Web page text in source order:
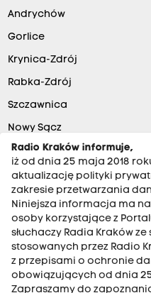
Andrychów
Gorlice
Krynica-Zdrój
Rabka-Zdrój
Szczawnica
Nowy Sącz
RADIO KRAKÓW SA. Aleja
Kraków
Radio Kraków informuje,
iż od dnia 25 maja 2018
aktualizację polityki
zakresie przetwarzania
Niniejsza informacja ma
osoby korzystające z
słuchaczy Radia Kraków ze
stosowanych przez Radio
z przepisami o ochronie
obowiązujących od dnia
Zapraszamy do